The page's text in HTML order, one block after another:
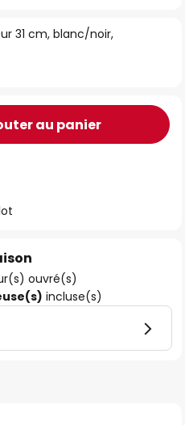
31 cm, blanc/noir,
au panier
ouvré(s)
incluse(s)